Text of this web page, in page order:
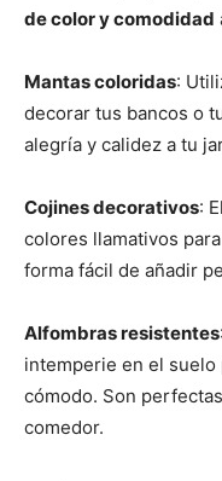
de color y comodidad
Mantas coloridas:
decorar tus bancos o
alegría y calidez a tu
Cojines decorativos:
colores llamativos
forma fácil de añadir
Alfombras resistentes
intemperie en el suelo
cómodo. Son
comedor.